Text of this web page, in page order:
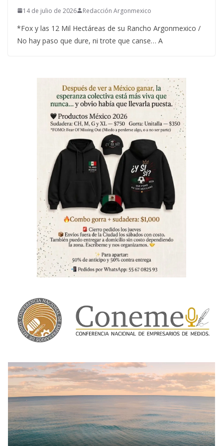
14 de julio de 2026 Redacción Argonmexico
*Fox y las 12 Mil Hectáreas de su Rancho Argonmexico /
No hay paso que dure, ni trote que canse… A